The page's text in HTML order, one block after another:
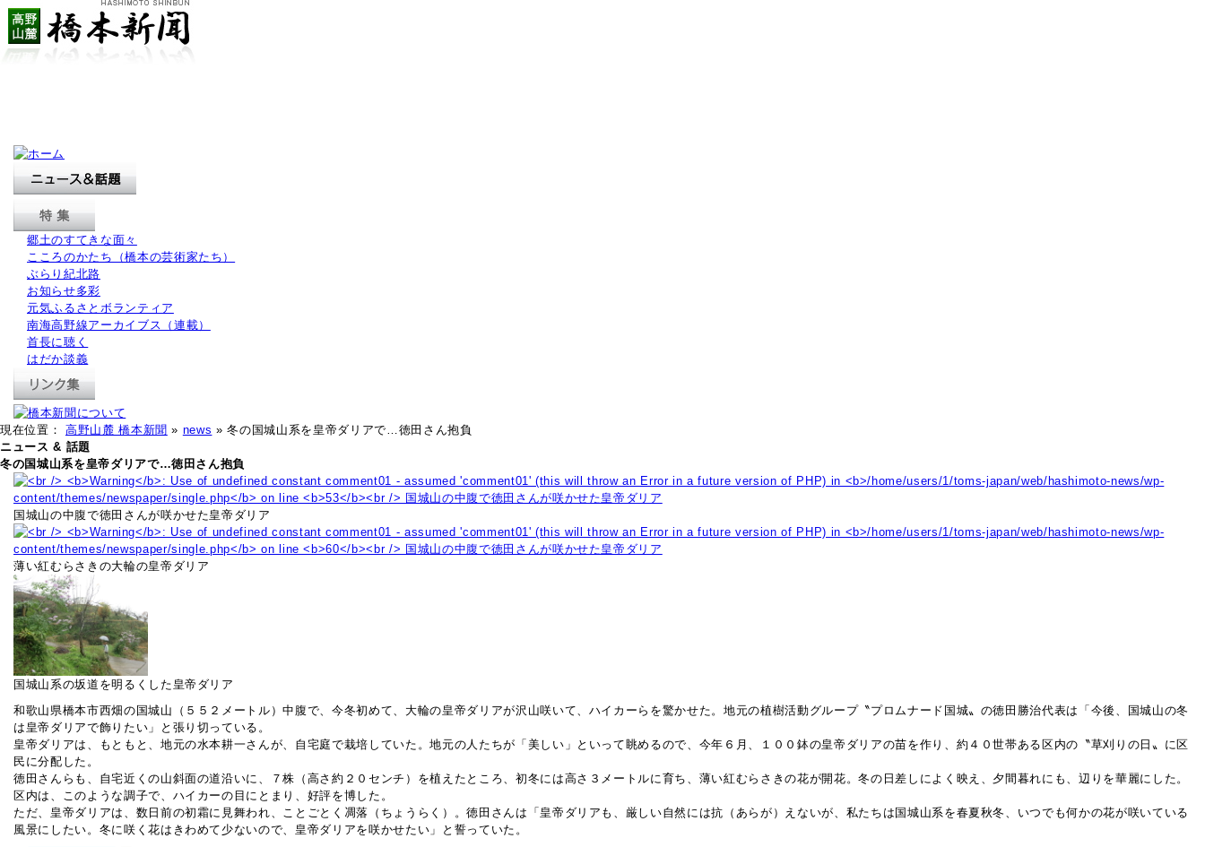
郷土のすてきな面々
こころのかたち（橋本の芸術家たち）
ぶらり紀北路
お知らせ多彩
元気ふるさとボランティア
南海高野線アーカイブス（連載）
首長に聴く
はだか談義
現在位置： 高野山麓 橋本新聞 » news » 冬の国城山系を皇帝ダリアで…徳田さん抱負
ニュース & 話題
冬の国城山系を皇帝ダリアで…徳田さん抱負
国城山の中腹で徳田さんが咲かせた皇帝ダリア
薄い紅むらさきの大輪の皇帝ダリア
国城山系の坂道を明るくした皇帝ダリア
和歌山県橋本市西畑の国城山（５５２メートル）中腹で、今冬初めて、大輪の皇帝ダリアが沢山咲いて、ハイカーらを驚かせた。地元の植樹活動グループ〝プロムナード国城〟の徳田勝治代表は「今後、国城山の冬
は皇帝ダリアで飾りたい」と張り切っている。
皇帝ダリアは、もともと、地元の水本耕一さんが、自宅庭で栽培していた。地元の人たちが「美しい」といって眺めるので、今年６月、１００鉢の皇帝ダリアの苗を作り、約４０世帯ある区内の〝草刈りの日〟に区
民に分配した。
徳田さんらも、自宅近くの山斜面の道沿いに、７株（高さ約２０センチ）を植えたところ、初冬には高さ３メートルに育ち、薄い紅むらさきの花が開花。冬の日差しによく映え、夕間暮れにも、辺りを華麗にした。
区内は、このような調子で、ハイカーの目にとまり、好評を博した。
ただ、皇帝ダリアは、数日前の初霜に見舞われ、ことごとく凋落（ちょうらく）。徳田さんは「皇帝ダリアも、厳しい自然には抗（あらが）えないが、私たちは国城山系を春夏秋冬、いつでも何かの花が咲いている
風景にしたい。冬に咲く花はきわめて少ないので、皇帝ダリアを咲かせたい」と誓っていた。